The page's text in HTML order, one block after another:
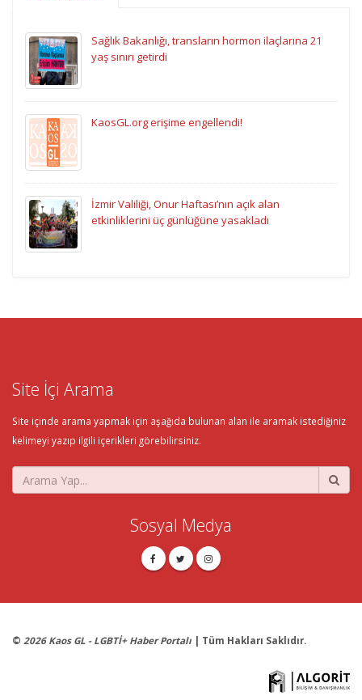
Sağlık Bakanlığı, transların hormon ilaçlarına 21
yaş sınırı getirdi
KaosGL.org erişime engellendi!
İzmir Valiliği, Onur Haftası’nın açık alan
etkinliklerini üç günlüğüne yasakladı
Site İçi Arama
Site içinde arama yapmak için aşağıda bulunan alan ile aramak istediğiniz
kelimeyi yazıp ilgili içerikleri görebilirsiniz.
Sosyal Medya
© 2026 Kaos GL - LGBTİ+ Haber Portalı | Tüm Hakları Saklıdır.